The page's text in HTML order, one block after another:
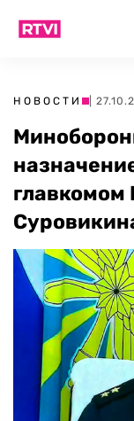
НОВОСТИ |
главкомом